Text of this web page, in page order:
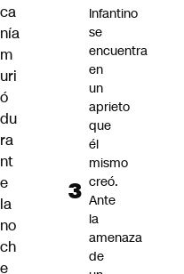
ca
nía
m
uri
ó
du
ra
nt
e
la
no
ch
e
Infantino
se
encuentra
en
un
aprieto
que
él
mismo
creó.
Ante
la
amenaza
de